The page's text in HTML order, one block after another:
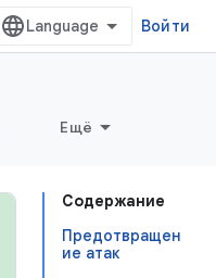
Войти
Ещё
Содержание
Предотвращен
ие атак